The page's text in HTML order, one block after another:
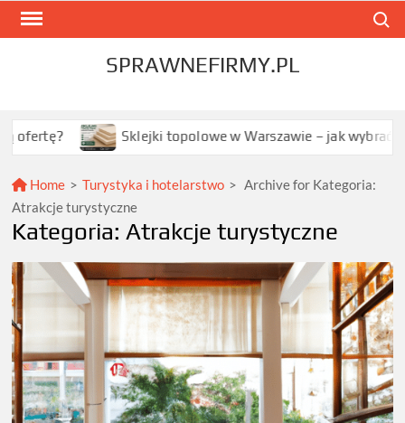
Skip
SPRAWNEFIRMY.PL
topolowe w Warszawie – jak wybrać najlepszą opcję dla
Home > Turystyka i hotelarstwo > Archive for Kategoria:
Atrakcje turystyczne
Kategoria:Atrakcje turystyczne